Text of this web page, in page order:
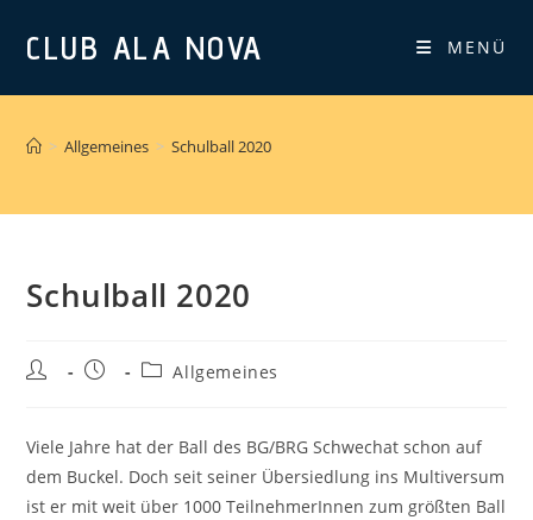
InhaltCLUB ALA NOVA MENÜ
> Allgemeines > Schulball 2020
Schulball 2020
Beitrags-BeitragBeitrags-
Allgemeines
Viele Jahre hat der Ball des BG/BRG Schwechat schon auf
dem Buckel. Doch seit seiner Übersiedlung ins Multiversum
ist er mit weit über 1000 TeilnehmerInnen zum größten Ball